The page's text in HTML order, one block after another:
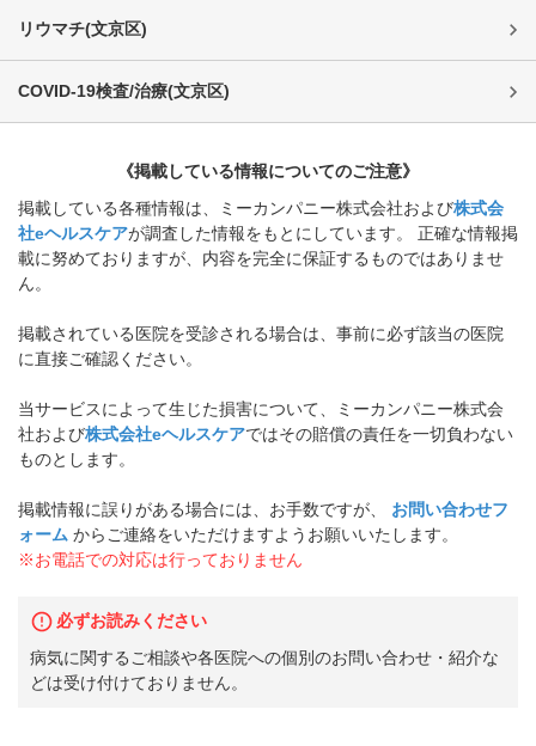
リウマチ(文京区)
COVID-19検査/治療(文京区)
《掲載している情報についてのご注意》
掲載している各種情報は、ミーカンパニー株式会社および株式会
社eヘルスケアが調査した情報をもとにしています。 正確な情報掲
載に努めておりますが、内容を完全に保証するものではありませ
ん。
掲載されている医院を受診される場合は、事前に必ず該当の医院
に直接ご確認ください。
当サービスによって生じた損害について、ミーカンパニー株式会
社および株式会社eヘルスケアではその賠償の責任を一切負わない
ものとします。
掲載情報に誤りがある場合には、お手数ですが、
お問い合わせフ
ォーム からご連絡をいただけますようお願いいたします。
※お電話での対応は行っておりません
必ずお読みください
病気に関するご相談や各医院への個別のお問い合わせ・紹介な
どは受け付けておりません。